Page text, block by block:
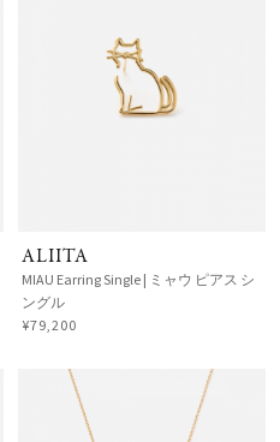
ALIITA
MIAU Earring Single | ミャウ ピアス シ
ングル
¥79,200